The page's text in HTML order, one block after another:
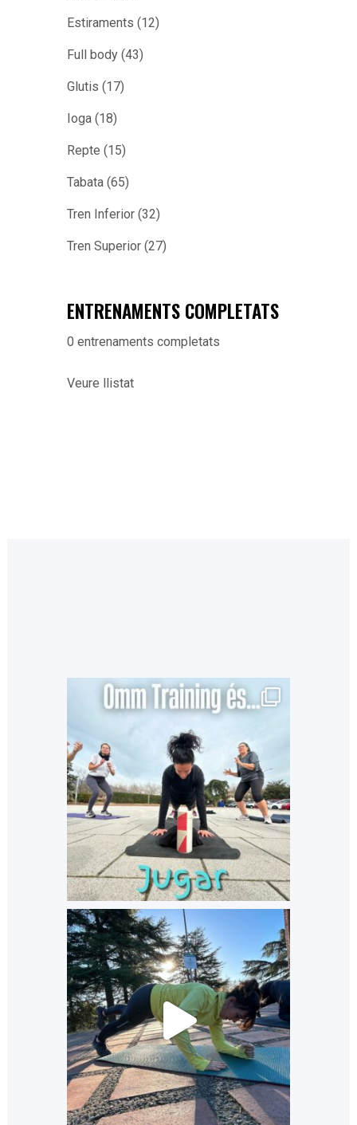
Estiraments (12)
Full body (43)
Glutis (17)
Ioga (18)
Repte (15)
Tabata (65)
Tren Inferior (32)
Tren Superior (27)
ENTRENAMENTS COMPLETATS
0 entrenaments completats
Veure llistat